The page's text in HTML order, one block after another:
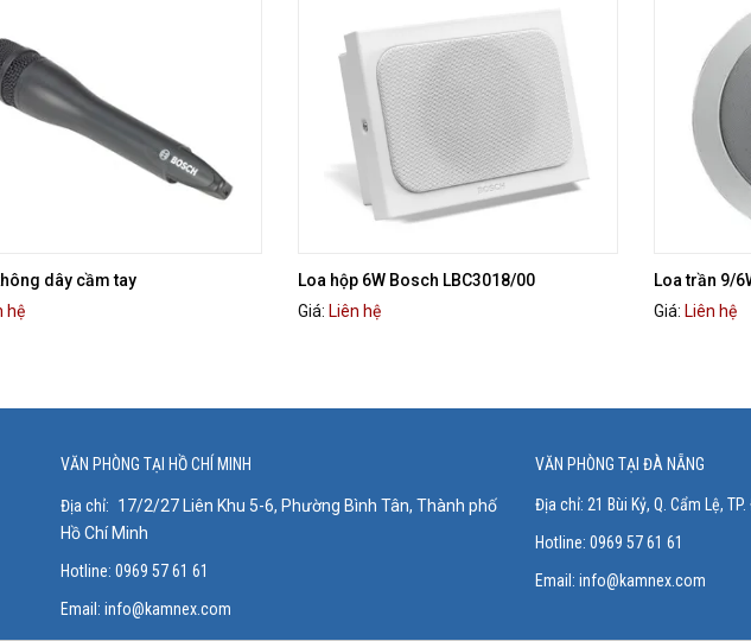
dây cầm tay
hệ
Loa hộp 6W Bosch LBC3018/00
Giá: Liên hệ
Loa trần 9/
Giá: Liên hệ
VĂN PHÒNG TẠI HỒ CHÍ MINH
Địa chỉ: 17/2/27 Liên Khu 5-6, Phường Bình Tân, Thành phố
Hồ Chí Minh
Hotline: 0969 57 61 61
Email: info@kamnex.com
VĂN PHÒNG TẠI ĐÀ NẴNG
Địa chỉ: 21 Bùi Kỷ, Q. Cẩm Lệ,
Hotline: 0969 57 61 61
Email: info@kamnex.com